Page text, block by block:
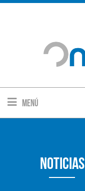
Menú
Noticias